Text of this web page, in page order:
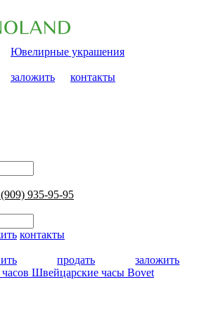
Ювелирные украшения
заложить контакты
935-95-95
контакты
продать
заложить
Швейцарские часы Bovet